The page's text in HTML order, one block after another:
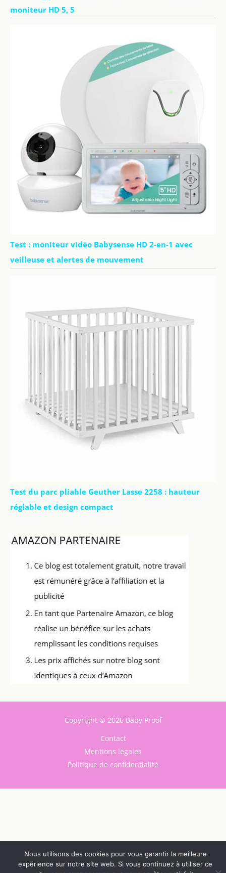
moniteur HD 5, 5
Test : moniteur vidéo Babysense HD 2-en-1 avec
veilleuse et alertes de mouvement
Test du parc pliable Geuther Lasse 2258 : hauteur
réglable et design compact
Copyright © 2026 Baby Proof
Contact
Mentions légales
Politique de confidentialité
Nous utilisons des cookies pour vous garantir la meilleure
expérience sur notre site web. Si vous continuez à utiliser ce